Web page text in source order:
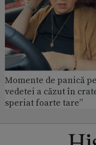
Momente de panică
vedetei a căzut în
speriat foarte tare”